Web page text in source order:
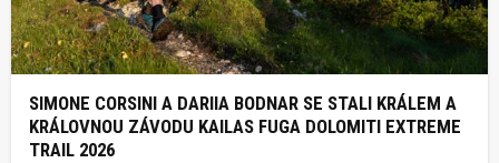
SIMONE CORSINI A DARIIA BODNAR SE STALI KRÁLEM A
KRÁLOVNOU ZÁVODU KAILAS FUGA DOLOMITI EXTREME
TRAIL 2026